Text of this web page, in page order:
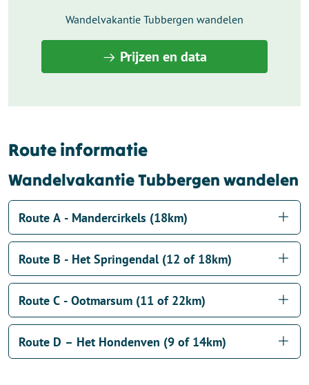
Wandelvakantie Tubbergen wandelen
Prijzen en data
Route informatie
Wandelvakantie Tubbergen wandelen
Route A - Mandercirkels (18km)
Route B - Het Springendal (12 of 18km)
Route C - Ootmarsum (11 of 22km)
Route D – Het Hondenven (9 of 14km)